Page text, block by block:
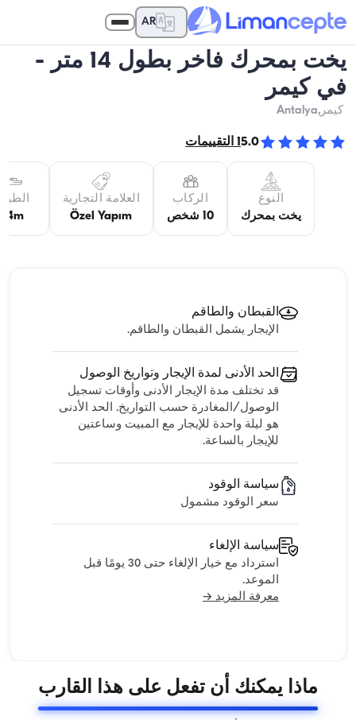
AR
يخت بمحرك فاخر بطول 14 متر -
في كيمر
كيمر ,Antalya
5.0
1 التقييمات
النوع
يخت بمحرك
الركاب
10 شخص
العلامة التجارية
Özel Yapım
14m
القبطان والطاقم
الإيجار يشمل القبطان والطاقم.
الحد الأدنى لمدة الإيجار وتواريخ الوصول
قد تختلف مدة الإيجار الأدنى وأوقات تسجيل
الوصول/المغادرة حسب التواريخ. الحد الأدنى
هو ليلة واحدة للإيجار مع المبيت وساعتين
للإيجار بالساعة.
سياسة الوقود
سعر الوقود مشمول
سياسة الإلغاء
استرداد مع خيار الإلغاء حتى 30 يومًا قبل
الموعد.
معرفة المزيد →
ماذا يمكنك أن تفعل على هذا القارب